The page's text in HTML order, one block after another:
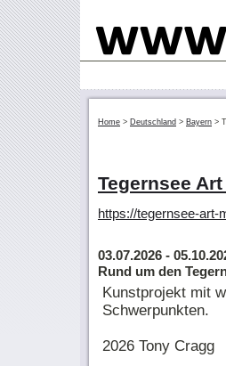
Home > Deutschland > Bayern >
Tegernsee
https://tegernsee-art-
03.07.2026 -
Rund um den
Kunstprojekt mit
Schwerpunkten.
2026 Tony Cragg